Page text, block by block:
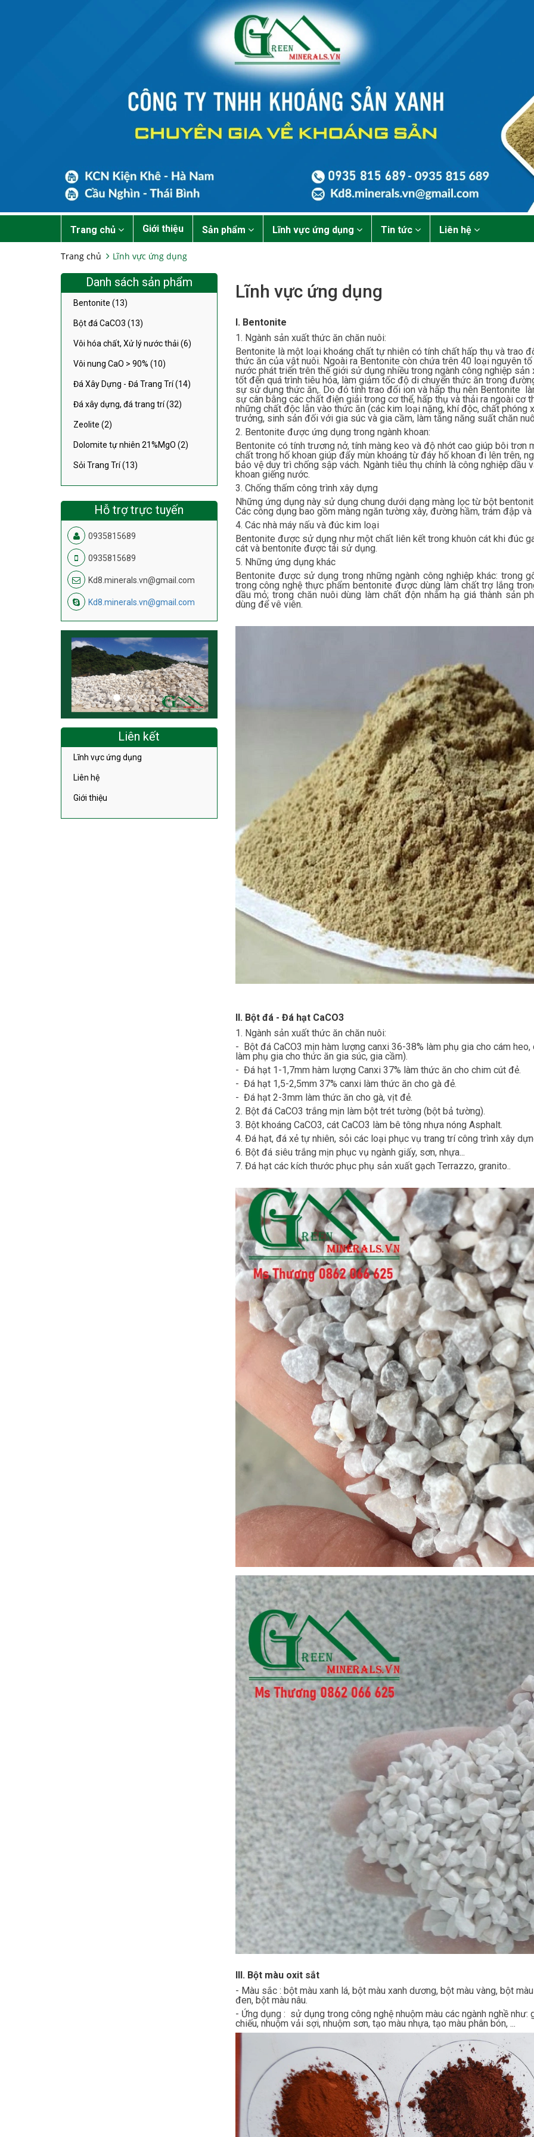
Trang chủ Giới thiệu Sản phẩm Lĩnh vực ứng dụng Tin tức Liên hệ
Trang chủ Lĩnh vực ứng dụng
Lĩnh vực ứng dụng
I. Bentonite
1. Ngành sản xuất thức ăn chăn nuôi:
Bentonite là một loại khoáng chất tự nhiên có tính chất hấp thụ và trao
thức ăn của vật nuôi. Ngoài ra Bentonite còn chứa trên 40 loại nguyên
nước phát triển trên thế giới sử dụng nhiều trong ngành công nghiệp
tốt đến quá trình tiêu hóa, làm giảm tốc độ di chuyển thức ăn trong
sự sử dụng thức ăn,. Do đó tính trao đổi ion và hấp thụ nên Bentonite
sự cân bằng các chất điện giải trong cơ thể, hấp thụ và thải ra ngoài cơ
những chất độc lẫn vào thức ăn (các kim loại nặng, khí độc, chất
trưởng, sinh sản đối với gia súc và gia cầm, làm tăng năng suất chăn
2. Bentonite được ứng dụng trong ngành khoan:
Bentonite có tính trương nở, tính màng keo và độ nhớt cao giúp bôi trơn
chất trong hố khoan giúp đẩy mùn khoáng từ đáy hố khoan đi lên trên,
bảo vệ duy trì chống sập vách. Ngành tiêu thụ chính là công nghiệp
khoan giếng nước.
3. Chống thấm công trình xây dựng
Những ứng dụng này sử dụng chung dưới dạng màng lọc từ bột
Các công dụng bao gồm màng ngăn tường xây, đường hầm, trám đập
4. Các nhà máy nấu và đúc kim loại
Bentonite được sử dụng như một chất liên kết trong khuôn cát khi đúc
cát và bentonite được tái sử dụng.
5. Những ứng dụng khác
Bentonite được sử dụng trong những ngành công nghiệp khác: trong
trong công nghệ thực phẩm bentonite được dùng làm chất trợ lắng
dầu mỏ; trong chăn nuôi dùng làm chất độn nhằm hạ giá thành sản
dùng để vê viên.
II. Bột đá - Đá hạt CaCO3
1. Ngành sản xuất thức ăn chăn nuôi:
- Bột đá CaCO3 mịn hàm lượng canxi 36-38% làm phụ gia cho cám
làm phụ gia cho thức ăn gia súc, gia cầm).
- Đá hạt 1-1,7mm hàm lượng Canxi 37% làm thức ăn cho chim cút đẻ.
- Đá hạt 1,5-2,5mm 37% canxi làm thức ăn cho gà đẻ.
- Đá hạt 2-3mm làm thức ăn cho gà, vịt đẻ.
2. Bột đá CaCO3 trắng mịn làm bột trét tường (bột bả tường).
3. Bột khoáng CaCO3, cát CaCO3 làm bê tông nhựa nóng Asphalt.
4. Đá hạt, đá xẻ tự nhiên, sỏi các loại phục vụ trang trí công trình xây
6. Bột đá siêu trắng mịn phục vụ ngành giấy, sơn, nhựa...
7. Đá hạt các kích thước phục phụ sản xuất gạch Terrazzo, granito..
III. Bột màu oxit sắt
- Màu sắc : bột màu xanh lá, bột màu xanh dương, bột màu vàng, bột
đen, bột màu nâu.
- Ứng dụng : sử dụng trong công nghệ nhuộm màu các ngành nghề
chiếu, nhuộm vải sợi, nhuộm sơn, tạo màu nhựa, tạo màu phân bón, ...
Danh sách sản phẩm
Bentonite (13)
Bột đá CaCO3 (13)
Vôi hóa chất, Xử lý nước thải (6)
Vôi nung CaO > 90% (10)
Đá Xây Dựng - Đá Trang Trí (14)
Đá xây dựng, đá trang trí (32)
Zeolite (2)
Dolomite tự nhiên 21%MgO (2)
Sỏi Trang Trí (13)
Hỗ trợ trực tuyến
0935815689
0935815689
Kd8.minerals.vn@gmail.com
Kd8.minerals.vn@gmail.com
Liên kết
Lĩnh vực ứng dụng